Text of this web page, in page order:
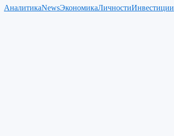
АналитикаNewsЭкономикаЛичностиИнвестиции